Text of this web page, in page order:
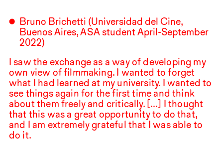
Bruno Brichetti (Universidad del Cine,
Buenos Aires,ASAstudent April-September
2022)
I saw the exchange as a way of developing my
own view of filmmaking. I wanted to forget
what I had learned at my university. I wanted to
see things again for the first time and think
about them freely and critically. […] I thought
that this was a great opportunity to do that,
and I am extremely grateful that I was able to
do it.